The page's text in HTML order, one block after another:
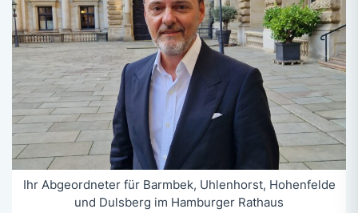
Ihr Abgeordneter für Barmbek, Uhlenhorst, Hohenfelde
und Dulsberg im Hamburger Rathaus